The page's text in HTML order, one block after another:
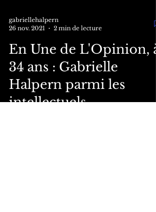
gabriellehalpern
26 nov. 2021
2 min de lecture